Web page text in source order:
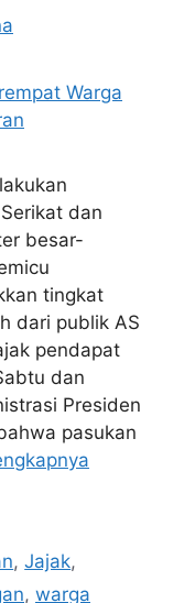
dan
besar-
tingkat
dari publik AS
pendapat
dan
Presiden
pasukan
,Jajak,
, warga